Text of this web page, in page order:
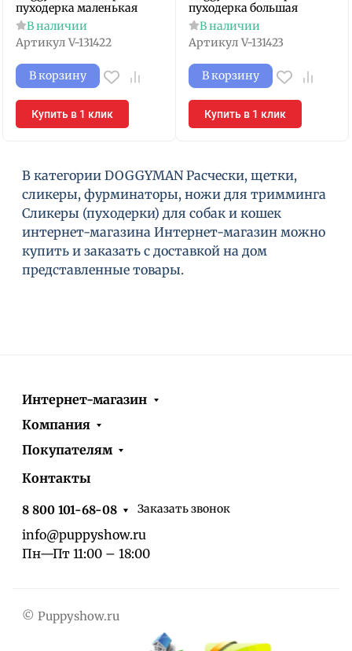
пуходерка маленькая
В наличии
Артикул V-131422
В корзину
Купить в 1 клик
пуходерка большая
В наличии
Артикул V-131423
В корзину
Купить в 1 клик
В категории DOGGYMAN Расчески, щетки,
сликеры, фурминаторы, ножи для тримминга
Сликеры (пуходерки) для собак и кошек
интернет-магазина Интернет-магазин можно
купить и заказать с доставкой на дом
представленные товары.
Интернет-магазин
Компания
Покупателям
Контакты
8 800 101-68-08 Заказать звонок
info@puppyshow.ru
Пн—Пт 11:00 – 18:00
© Puppyshow.ru